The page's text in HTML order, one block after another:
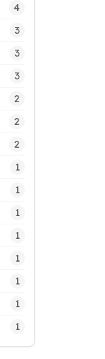
4
3
3
3
2
2
2
1
1
1
1
1
1
1
1